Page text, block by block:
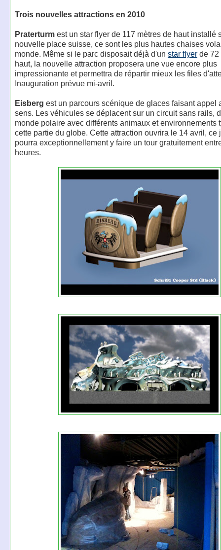
Trois nouvelles attractions en 2010
Praterturmest un star flyer de 117 mètres de haut installé
nouvelle place suisse, ce sont les plus hautes chaises
monde. Même si le parc disposait déjà d'un star flyerde 72
haut, la nouvelle attraction proposera une vue encore plus
impressionante et permettra de répartir mieux les files
Inauguration prévue mi-avril.
Eisberg est un parcours scénique de glaces faisant appel
sens. Les véhicules se déplacent sur un circuit sans rails,
monde polaire avec différents animaux et environnements
cette partie du globe. Cette attraction ouvrira le 14 avril, ce
pourra exceptionnellement y faire un tour gratuitement
heures.